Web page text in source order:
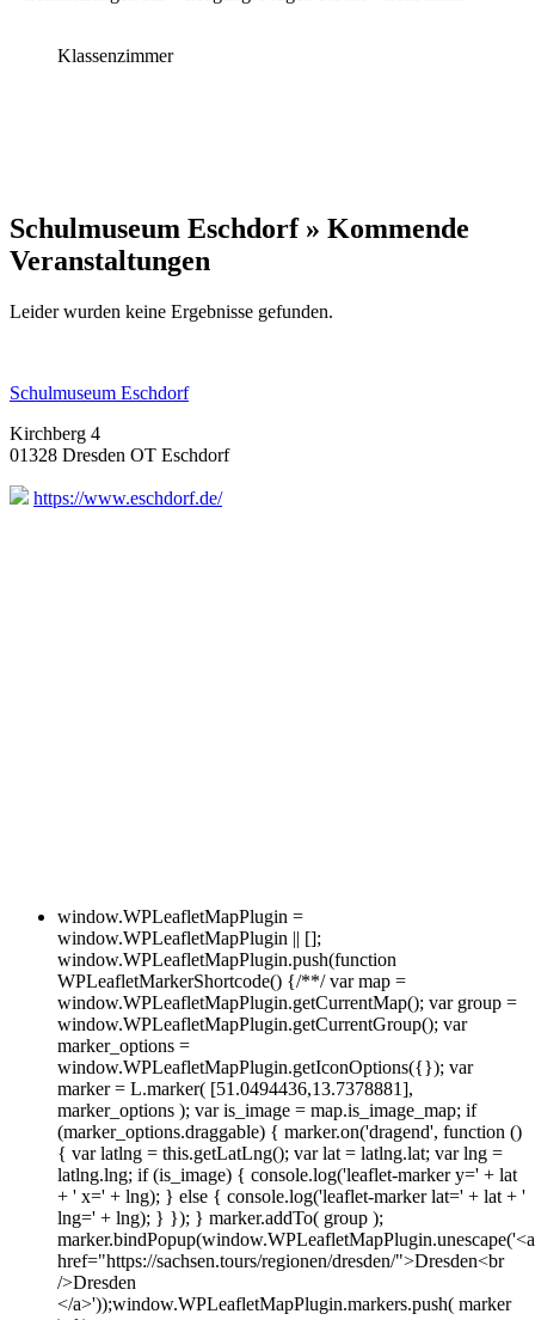
Klassenzimmer
Schulmuseum Eschdorf » Kommende
Veranstaltungen
Leider wurden keine Ergebnisse gefunden.
Schulmuseum Eschdorf
Kirchberg 4
01328 Dresden OT Eschdorf
https://www.eschdorf.de/
window.WPLeafletMapPlugin =
window.WPLeafletMapPlugin || [];
window.WPLeafletMapPlugin.push(function
WPLeafletMarkerShortcode() {/**/ var map =
window.WPLeafletMapPlugin.getCurrentMap(); var group =
window.WPLeafletMapPlugin.getCurrentGroup(); var
marker_options =
window.WPLeafletMapPlugin.getIconOptions({}); var
marker = L.marker( [51.0494436,13.7378881],
marker_options ); var is_image = map.is_image_map; if
(marker_options.draggable) { marker.on('dragend', function ()
{ var latlng = this.getLatLng(); var lat = latlng.lat; var lng =
latlng.lng; if (is_image) { console.log('leaflet-marker y=' + lat
+ ' x=' + lng); } else { console.log('leaflet-marker lat=' + lat + '
lng=' + lng); } }); } marker.addTo( group );
marker.bindPopup(window.WPLeafletMapPlugin.unescape('<a
href="https://sachsen.tours/regionen/dresden/">Dresden<br
/>Dresden
</a>'));window.WPLeafletMapPlugin.markers.push( marker